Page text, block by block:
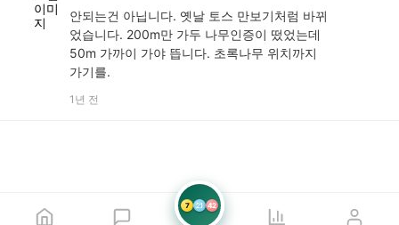
안되는건 아닙니다. 옛날 토스 만보기처럼 바뀌
었습니다. 200m만 가두 나무인증이 떴었는데
50m 가까이 가야 뜹니다. 초록나무 위치까지
가기를.
1년 전
7 21 42